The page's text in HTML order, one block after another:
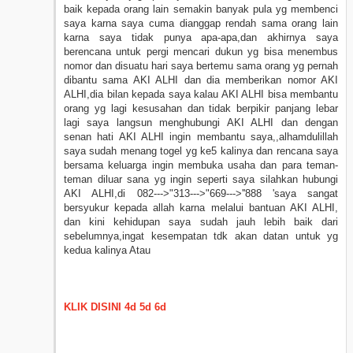
baik kepada orang lain semakin banyak pula yg membenci
saya karna saya cuma dianggap rendah sama orang lain
karna saya tidak punya apa-apa,dan akhirnya saya
berencana untuk pergi mencari dukun yg bisa menembus
nomor dan disuatu hari saya bertemu sama orang yg pernah
dibantu sama AKI ALHI dan dia memberikan nomor AKI
ALHI,dia bilan kepada saya kalau AKI ALHI bisa membantu
orang yg lagi kesusahan dan tidak berpikir panjang lebar
lagi saya langsun menghubungi AKI ALHI dan dengan
senan hati AKI ALHI ingin membantu saya,,alhamdulillah
saya sudah menang togel yg ke5 kalinya dan rencana saya
bersama keluarga ingin membuka usaha dan para teman-
teman diluar sana yg ingin seperti saya silahkan hubungi
AKI ALHI,di 082--->"313--->"669--->''888 'saya sangat
bersyukur kepada allah karna melalui bantuan AKI ALHI,
dan kini kehidupan saya sudah jauh lebih baik dari
sebelumnya,ingat kesempatan tdk akan datan untuk yg
kedua kalinya Atau
KLIK DISINI 4d 5d 6d